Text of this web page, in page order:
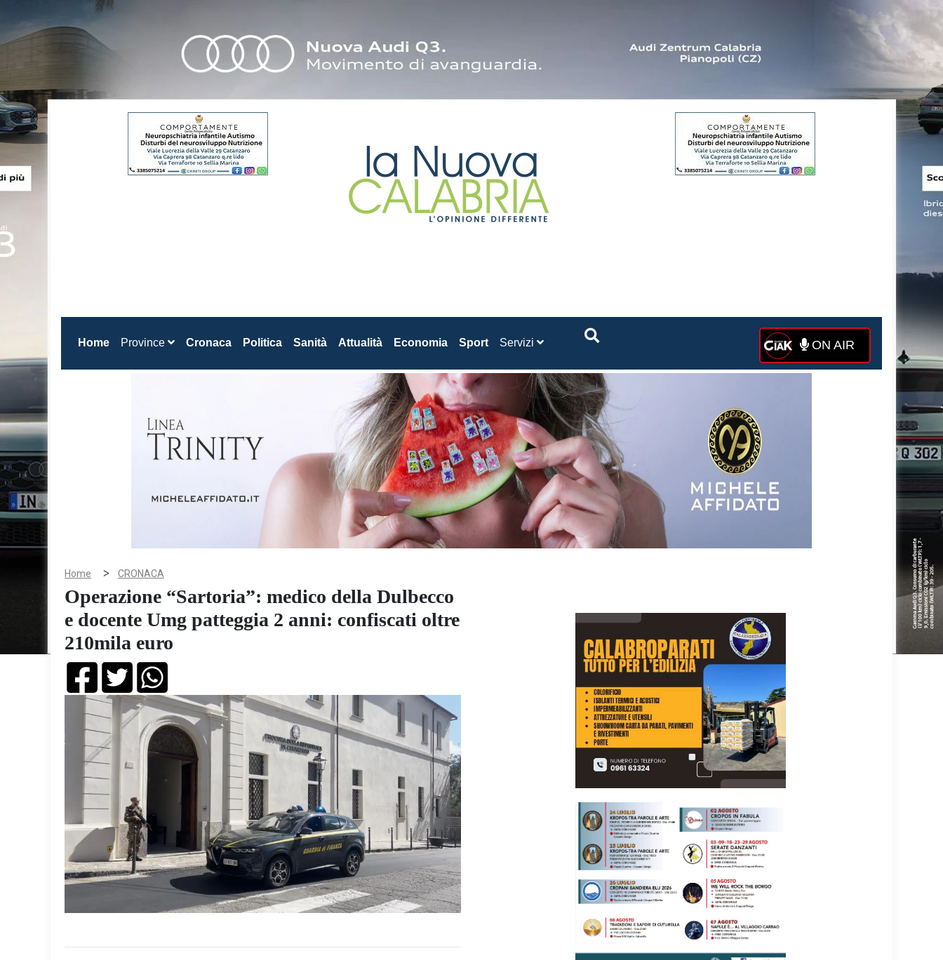
Home(current)
Province Cronaca Politica Sanità Attualità Economia Sport Servizi ON AIR
Home > CRONACA
Operazione “Sartoria”: medico della Dulbecco
e docente Umg patteggia 2 anni: confiscati oltre
210mila euro